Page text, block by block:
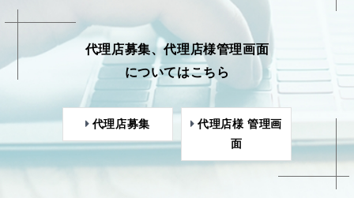
代理店募集、代理店様管理画面
についてはこちら
代理店募集
代理店様 管理画
面